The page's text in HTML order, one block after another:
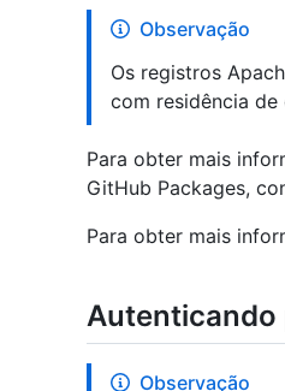
Observação
Os registros
com residência de
Para obter mais
GitHub Packages,
Para obter mais
Autenticando
Observação